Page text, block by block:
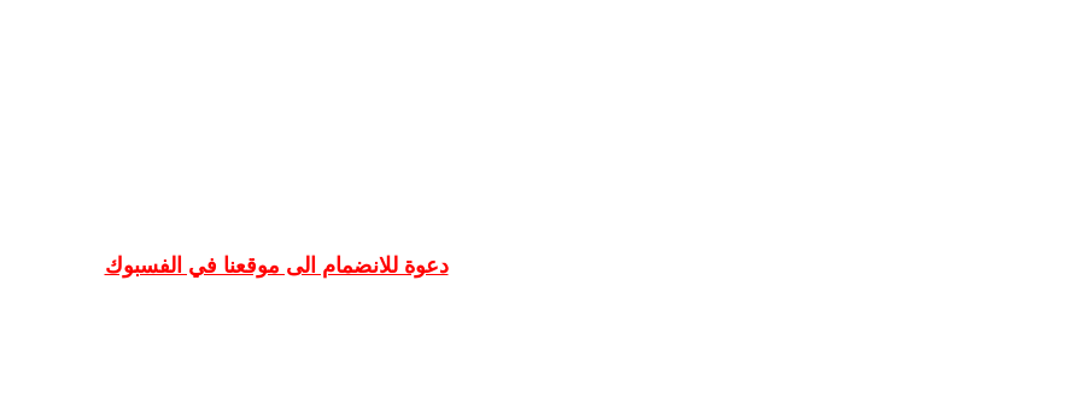
دعوة للانضمام الى موقعنا في الفسبوك